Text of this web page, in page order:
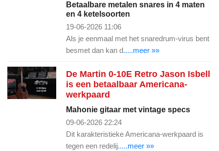
Betaalbare metalen snares in 4 maten
en 4 ketelsoorten
19-06-2026 11:06
Als je eenmaal met het snaredrum-virus bent
besmet dan kan d.....meer »»
De Martin 0-10E Retro Jason Isbell
is een betaalbaar Americana-
werkpaard
Mahonie gitaar met vintage specs
09-06-2026 22:24
Dit karakteristieke Americana-werkpaard is
tegen een redelij.....meer »»